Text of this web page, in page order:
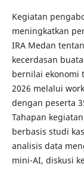
Kegiatan
meningkatkan
IRA Medan
kecerdasan
bernilai ekonomi
2026 melalui
dengan peserta
Tahapan
berbasis studi
analisis data
mini-AI, diskusi